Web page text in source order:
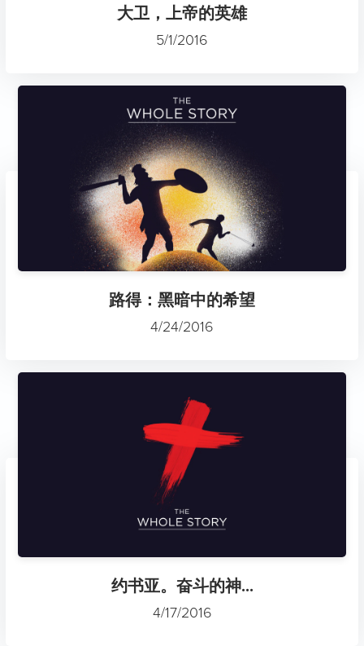
大卫，上帝的英雄
5/1/2016
路得：黑暗中的希望
4/24/2016
约书亚。奋斗的神...
4/17/2016